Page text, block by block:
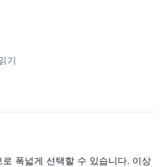
EXPERTS
기
폭넓게 선택할 수 있습니다. 이상